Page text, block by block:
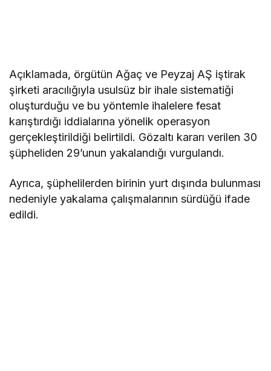
Açıklamada, örgütün Ağaç ve Peyzaj AŞ iştirak
şirketi aracılığıyla usulsüz bir ihale sistematiği
oluşturduğu ve bu yöntemle ihalelere fesat
karıştırdığı iddialarına yönelik operasyon
gerçekleştirildiği belirtildi. Gözaltı kararı verilen 30
şüpheliden 29’unun yakalandığı vurgulandı.
Ayrıca, şüphelilerden birinin yurt dışında bulunması
nedeniyle yakalama çalışmalarının sürdüğü ifade
edildi.